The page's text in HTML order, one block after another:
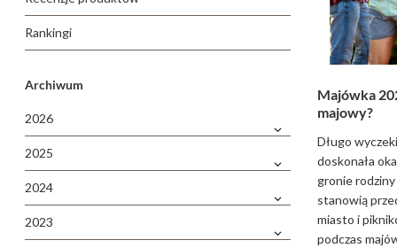
Rankingi
Archiwum
2026
2025
2024
2023
Majówka
majowy?
Długo
doskonała
gronie
stanowią
miasto i
podczas